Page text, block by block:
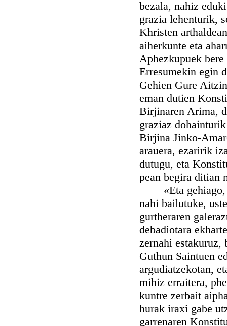
bezala, nahiz
grazia lehenturik,
Khristen
aiherkunte eta
Aphezkupuek
Erresumekin egin
Gehien Gure
eman dutien
Birjinaren Arima,
graziaz
Birjina Jinko-
arauera, ezaririk
dutugu, eta
pean begira ditian
«Eta gehiago,
nahi bailutuke,
gurtheraren
debadiotara
zernahi estakuruz,
Guthun Saintuen
argudiatzekotan,
mihiz erraitera,
kuntre zerbait
hurak iraxi gabe
garrenaren